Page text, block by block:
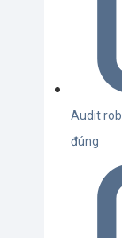
Audit
đúng